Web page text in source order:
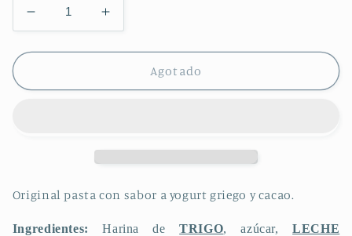
Reducir
cantidad
para
Aumentar
cantidad
para
BabiecasAgotado
Original pasta con sabor a yogurt griego y cacao.
Ingredientes:Harina deTRIGO, azúcar,LECHE